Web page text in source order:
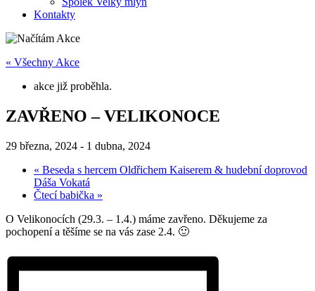
Kontakty
« Všechny Akce
akce již proběhla.
ZAVŘENO – VELIKONOCE
29 března, 2024 - 1 dubna, 2024
« Beseda s hercem Oldřichem Kaiserem & hudební doprovod
Dáša Vokatá
Čtecí babička »
O Velikonocích (29.3. – 1.4.) máme zavřeno. Děkujeme za
pochopení a těšíme se na vás zase 2.4. 🙂